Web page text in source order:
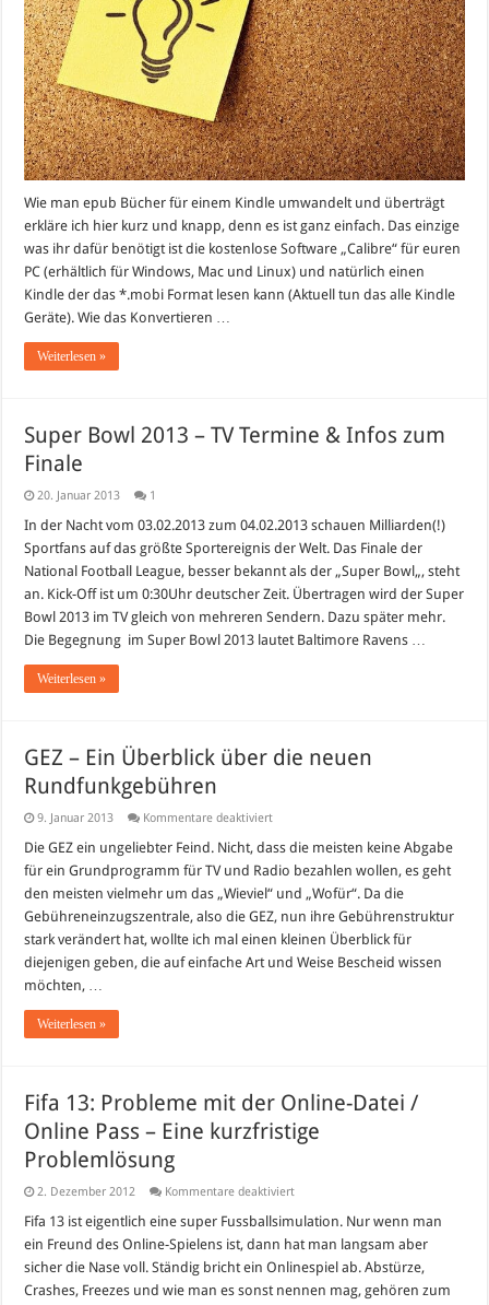
Wie man epub Bücher für einem Kindle umwandelt und überträgt
erkläre ich hier kurz und knapp, denn es ist ganz einfach. Das einzige
was ihr dafür benötigt ist die kostenlose Software „Calibre“ für euren
PC (erhältlich für Windows, Mac und Linux) und natürlich einen
Kindle der das *.mobi Format lesen kann (Aktuell tun das alle Kindle
Geräte). Wie das Konvertieren …
Weiterlesen »
Super Bowl 2013 – TV Termine & Infos zum
Finale
20. Januar 2013 1
In der Nacht vom 03.02.2013 zum 04.02.2013 schauen Milliarden(!)
Sportfans auf das größte Sportereignis der Welt. Das Finale der
National Football League, besser bekannt als der „Super Bowl„, steht
an. Kick-Off ist um 0:30Uhr deutscher Zeit. Übertragen wird der Super
Bowl 2013 im TV gleich von mehreren Sendern. Dazu später mehr.
Die Begegnung im Super Bowl 2013 lautet Baltimore Ravens …
Weiterlesen »
GEZ – Ein Überblick über die neuen
Rundfunkgebühren
9. Januar 2013 Kommentare deaktiviertfür
–
Überblick
über
die
neuen
Rundfunkgebühren
Die GEZ ein ungeliebter Feind. Nicht, dass die meisten keine Abgabe
für ein Grundprogramm für TV und Radio bezahlen wollen, es geht
den meisten vielmehr um das „Wieviel“ und „Wofür“. Da die
Gebühreneinzugszentrale, also die GEZ, nun ihre Gebührenstruktur
stark verändert hat, wollte ich mal einen kleinen Überblick für
diejenigen geben, die auf einfache Art und Weise Bescheid wissen
möchten, …
Weiterlesen »
Fifa 13: Probleme mit der Online-Datei /
Online Pass – Eine kurzfristige
Problemlösung
2. Dezember 2012 Kommentare deaktiviertfür
13:
mit
der
Online-
Datei
Fifa 13 ist eigentlich eine super Fussballsimulation. Nur wenn man
ein Freund des Online-Spielens ist, dann hat man langsam aber
sicher die Nase voll. Ständig bricht ein Onlinespiel ab. Abstürze,
Crashes, Freezes und wie man es sonst nennen mag, gehören zum